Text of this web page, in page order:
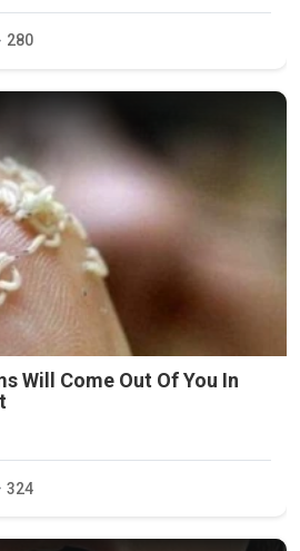
280
Will Come Out Of You In
324